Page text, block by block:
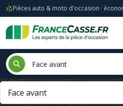
Pièces auto & moto d'occasion ·